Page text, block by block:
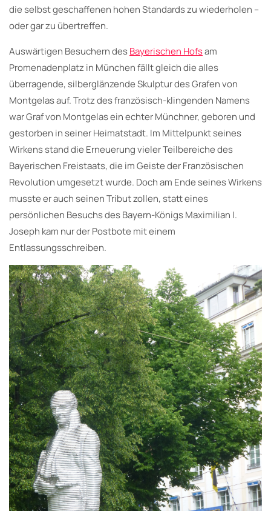
die selbst geschaffenen hohen Standards zu wiederholen –
oder gar zu übertreffen.
Auswärtigen Besuchern desBayerischen Hofsam
Promenadenplatz in München fällt gleich die alles
überragende, silberglänzende Skulptur des Grafen von
Montgelas auf. Trotz des französisch-klingenden Namens
war Graf von Montgelas ein echter Münchner, geboren und
gestorben in seiner Heimatstadt. Im Mittelpunkt seines
Wirkens stand die Erneuerung vieler Teilbereiche des
Bayerischen Freistaats, die im Geiste der Französischen
Revolution umgesetzt wurde. Doch am Ende seines Wirkens
musste er auch seinen Tribut zollen, statt eines
persönlichen Besuchs des Bayern-Königs Maximilian I.
Joseph kam nur der Postbote mit einem
Entlassungsschreiben.